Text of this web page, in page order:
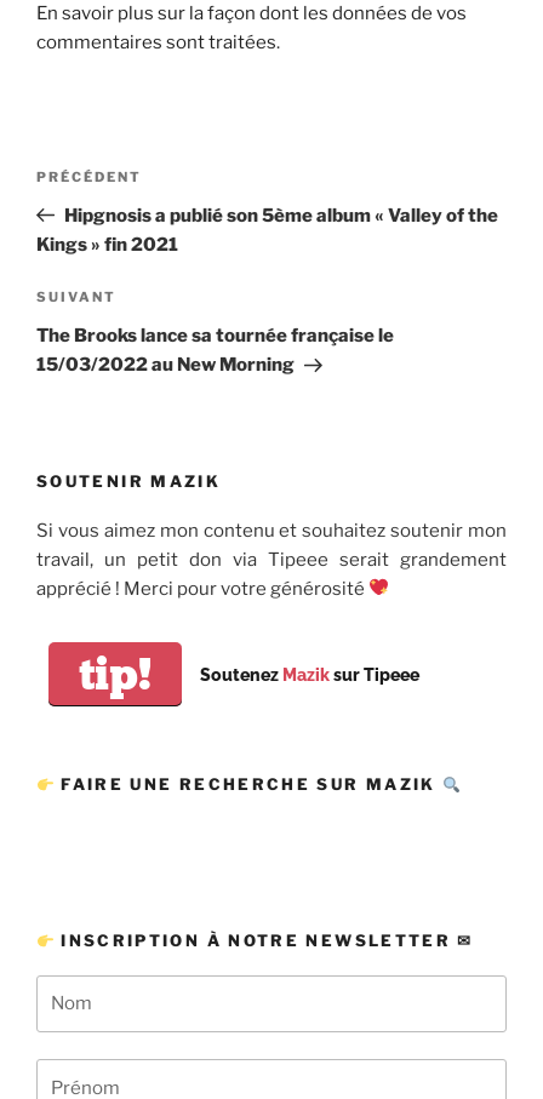
En savoir plus sur la façon dont les données de vos
commentaires sont traitées.
Navigation
l’article
Article
précédent
PRÉCÉDENT
Hipgnosis a publié son 5ème album « Valley of the
Kings » fin 2021
Article
suivant
SUIVANT
The Brooks lance sa tournée française le
15/03/2022 au New Morning
SOUTENIR MAZIK
Si vous aimez mon contenu et souhaitez soutenir mon
travail, un petit don via Tipeee serait grandement
apprécié ! Merci pour votre générosité
tip! Soutenez Maziksur Tipeee
FAIRE UNE RECHERCHE SUR MAZIK
INSCRIPTION À NOTRE NEWSLETTER ✉